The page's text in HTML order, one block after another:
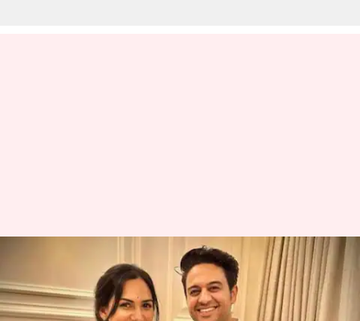
'लॉकअप सीजन 2' में अचानक पहुंचे
गौरव खन्ना, पत्नी आकांक्षा से बोले-
बैंड बजा दी